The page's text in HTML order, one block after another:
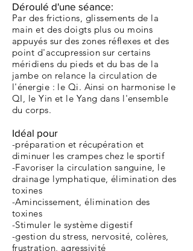
Déroulé d'une séance:
Par des frictions, glissements de la
main et des doigts plus ou moins
appuyés sur des zones réflexes et des
point d'accupression sur certains
méridiens du pieds et du bas de la
jambe on relance la circulation de
l'énergie : le Qi. Ainsi on harmonise le
QI, le Yin et le Yang dans l'ensemble
du corps.
Idéal pour
-préparation et récupération et
diminuer les crampes chez le sportif
-Favoriser la circulation sanguine, le
drainage lymphatique, élimination des
toxines
-Amincissement, élimination des
toxines
-Stimuler le système digestif
-gestion du stress, nervosité, colères,
frustration, agressivité